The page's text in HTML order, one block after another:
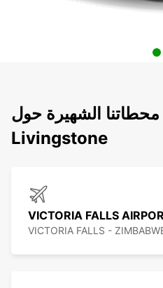
الشهيرة حول
Livingstone
VICTORIA FALLS
VICTORIA FALLS -